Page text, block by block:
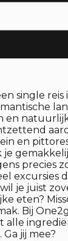
single
en
en
precies
excursies
je juist
eten?
Bij
alle
jij mee?